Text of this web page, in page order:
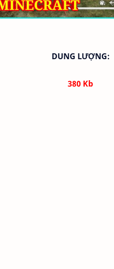
DUNG LƯỢNG:
380 Kb